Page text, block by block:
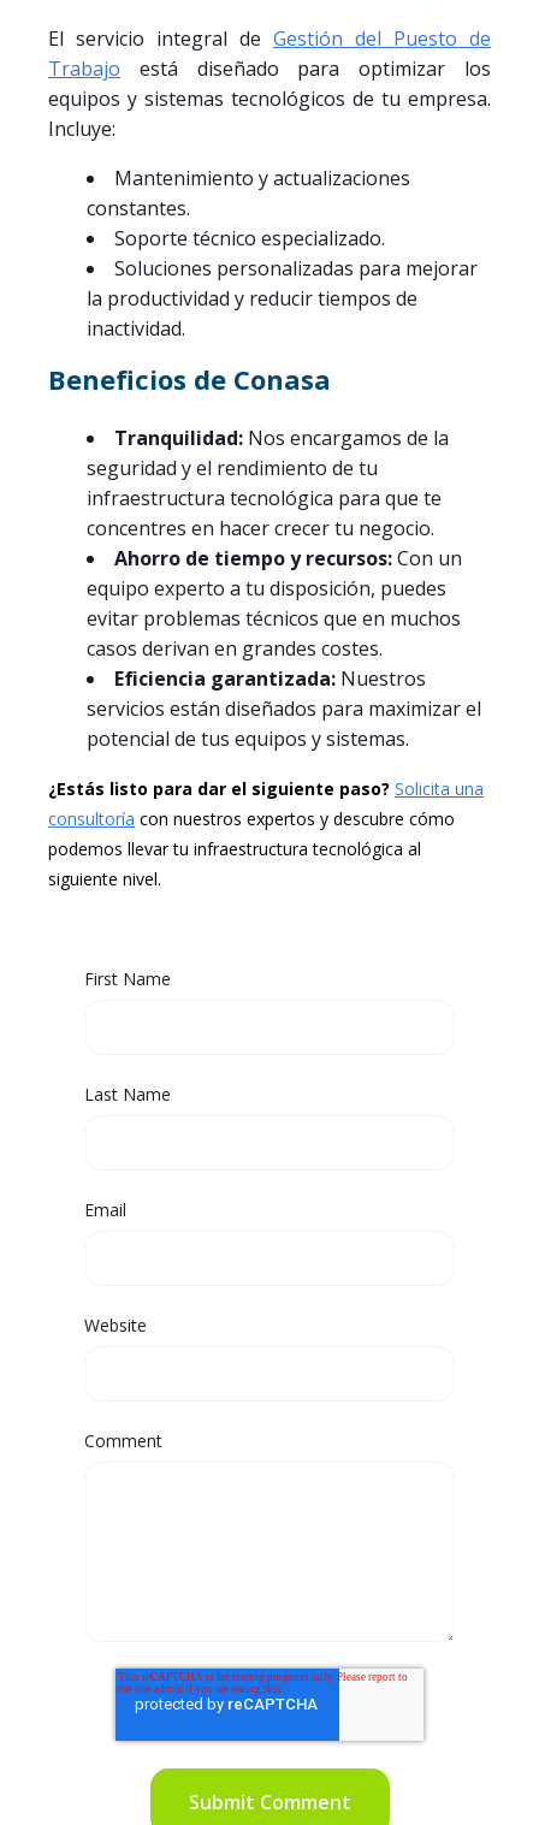
El servicio integral de Gestión del Puesto de
Trabajo está diseñado para optimizar los
equipos y sistemas tecnológicos de tu empresa.
Incluye:
Mantenimiento y actualizaciones
constantes.
Soporte técnico especializado.
Soluciones personalizadas para mejorar
la productividad y reducir tiempos de
inactividad.
Beneficios de Conasa
Tranquilidad: Nos encargamos de la
seguridad y el rendimiento de tu
infraestructura tecnológica para que te
concentres en hacer crecer tu negocio.
Ahorro de tiempo y recursos:Con un
equipo experto a tu disposición, puedes
evitar problemas técnicos que en muchos
casos derivan en grandes costes.
Eficiencia garantizada: Nuestros
servicios están diseñados para maximizar el
potencial de tus equipos y sistemas.
¿Estás listo para dar el siguiente paso? Solicita una
consultoría con nuestros expertos y descubre cómo
podemos llevar tu infraestructura tecnológica al
siguiente nivel.
First Name
Last Name
Email
Website
Comment